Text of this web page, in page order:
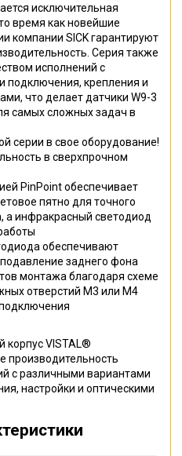
исключительная
время как новейшие
компании SICK гарантируют
Серия также
исполнений с
крепления и
что делает датчики W9-3
самых сложных задач в
серии в свое оборудование!
в сверхпрочном
PinPoint обеспечивает
пятно для точного
а инфракрасный светодиод
обеспечивают
заднего фона
монтажа благодаря схеме
отверстий M3 или M4
корпус VISTAL®
производительность
с различными вариантами
настройки и оптическими